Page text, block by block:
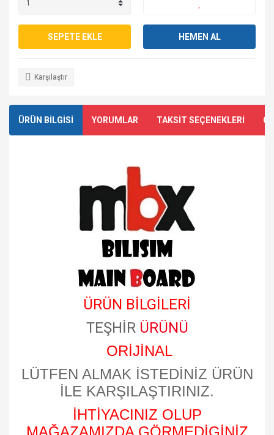
SEPETE EKLE HEMEN AL
Karşılaştır
ÜRÜN BİLGİSİ YORUMLAR TAKSİT SEÇENEKLERİ
ÜRÜN BİLGİLERİ
TEŞHİR ÜRÜNÜ
ORİJİNAL
LÜTFEN ALMAK İSTEDİNİZ ÜRÜN
İLE KARŞILAŞTIRINIZ.
İHTİYACINIZ OLUP
MAĞAZAMIZDA GÖRMEDİGİNİZ